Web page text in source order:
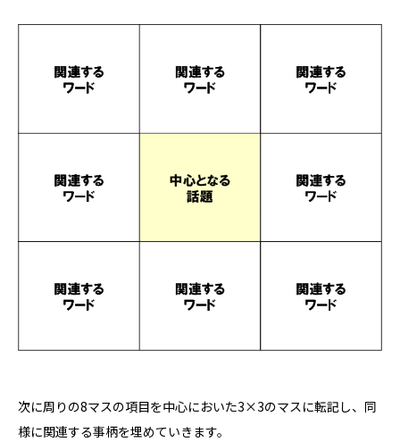
次に周りの8マスの項目を中心においた3×3のマスに転記し、同
様に関連する事柄を埋めていきます。